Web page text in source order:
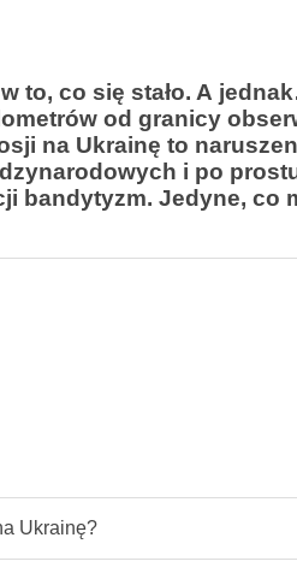
to, co się stało. A
od granicy
na Ukrainę to
i po
bandytyzm. Jedyne, co
Ukrainę?